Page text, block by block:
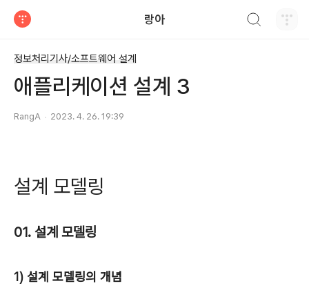
랑아
정보처리기사/소프트웨어 설계
애플리케이션 설계 3
RangA 2023. 4. 26. 19:39
설계 모델링
01. 설계 모델링
1) 설계 모델링의 개념